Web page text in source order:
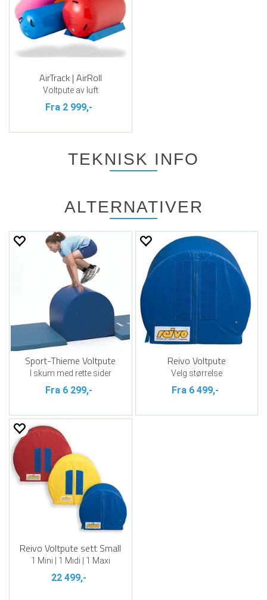
AirTrack | AirRoll
Voltpute av luft
Fra 2 999,-
TEKNISK INFO
ALTERNATIVER
Sport-Thieme Voltpute
I skum med rette sider
Fra 6 299,-
Reivo Voltpute
Velg størrelse
Fra 6 499,-
Reivo Voltpute sett Small
1 Mini | 1 Midi | 1 Maxi
22 499,-